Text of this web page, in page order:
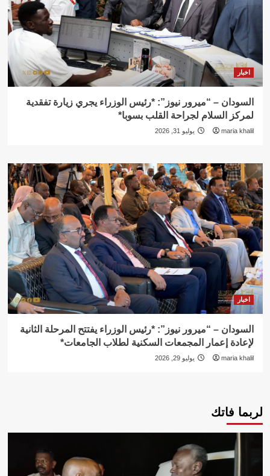
اخبار
السودان – “ميرور نيوز”: *رئيس الوزراء يجري زيارة تفقدية
لمركز السلام لجراحة القلب بسوبا*
maria khalil يوليو 31, 2026
اخبار
السودان – “ميرور نيوز”: *رئيس الوزراء يفتتح المرحلة الثانية
لإعادة إعمار المجمعات السكنية لطلاب الجامعات*
maria khalil يوليو 29, 2026
لربما فاتك